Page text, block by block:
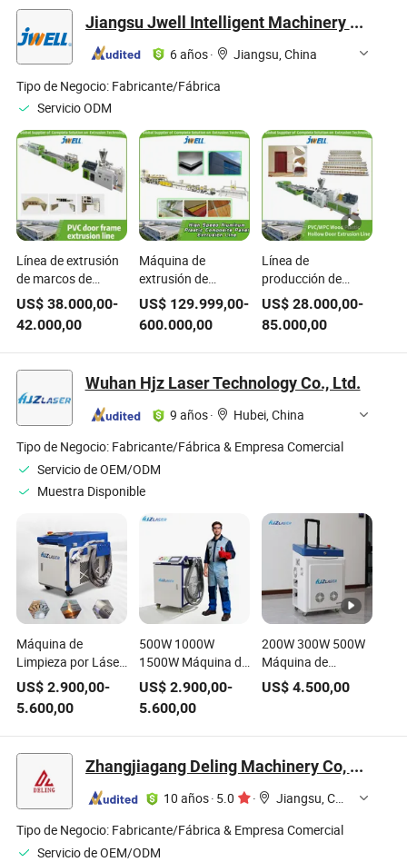
Jiangsu Jwell Intelligent Machinery Co., Ltd.
6 años·
Jiangsu, China
Tipo de Negocio: Fabricante/Fábrica
Servicio ODM
Línea de extrusión
de marcos de
puertas de
PVC/WPC
avanzada de Jwell,
máquina de
producción de
plástico, máquina
automática de
fabricación de
plástico, máquina
plástico de madera
UPVC, extrusión de
US$38.000,00-
42.000,00
Máquina de
extrusión de
paneles
compuestos de
aluminio y plástico
de alta velocidad
de ACP con
acabado espejo y
grado retardante
de fuego en
US$ 129.999,00-
600.000,00
Línea de
producción de
extrusora
automática de PVC
WPC para puertas
huecas Jwell,
extrusión de
madera, máquina
de extrusión de
compuesta
US$ 28.000,00-
85.000,00
Wuhan Hjz Laser Technology Co., Ltd.
9 años·
Hubei, China
Tipo de Negocio: Fabricante/Fábrica & Empresa Comercial
Servicio de OEM/ODM
Muestra Disponible
Máquina de
Limpieza por Láser
para Metal Madera
Piedra Max 1500W
2000W 3000W
5000W 6000W
110V 220V 380V
Máquina de
Limpieza por Láser
para Eliminación de
Óxido
US$2.900,00-
5.600,00
500W 1000W
1500W Máquina de
Limpieza Láser
Continua Portátil
de Mano Limpiador
Láser de Fibra
Limpieza de Piedra
Madera Vidrio
Plástico
US$ 2.900,00-
5.600,00
200W 300W 500W
Máquina de
limpieza láser de
fibra de pulso
máquina de
portátil máquina de
eliminación de
pintura de madera
US$ 4.500,00
Zhangjiagang Deling Machinery Co, Ltd
10 años· 5.0 ·
Jiangsu, China
Tipo de Negocio: Fabricante/Fábrica & Empresa Comercial
Servicio de OEM/ODM